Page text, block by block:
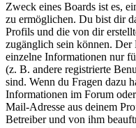
Zweck eines Boards ist es,
zu ermöglichen. Du bist dir
Profils und die von dir
zugänglich sein können. Der
einzelne Informationen nur
(z. B. andere registrierte
sind. Wenn du Fragen dazu
Informationen im Forum
Mail-Adresse aus deinem
Betreiber und von ihm